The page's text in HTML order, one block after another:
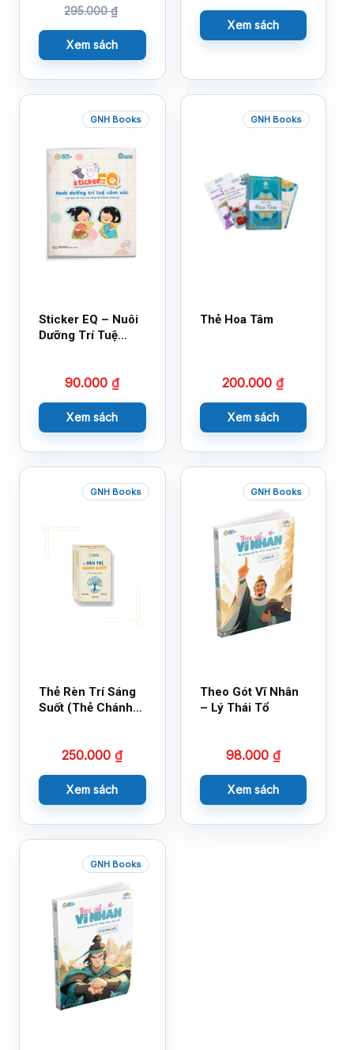
295.000₫
Xem sách
Xem sách
GNH Books
Sticker EQ – Nuôi
Dưỡng Trí Tuệ
Cùng 150 Sticker
90.000₫
Xem sách
GNH Books
Thẻ Hoa Tâm
200.000₫
Xem sách
GNH Books
Thẻ Rèn Trí Sáng
Suốt (Thẻ Chánh
250.000₫
Xem sách
GNH Books
Theo Gót Vĩ Nhân
– Lý Thái Tổ
98.000 ₫
Xem sách
GNH Books